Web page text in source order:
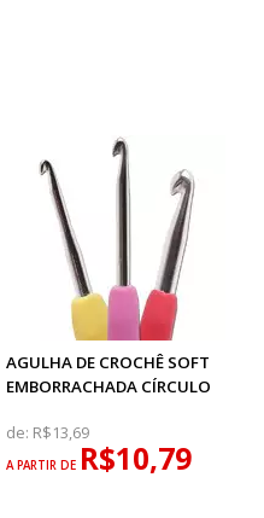
AGULHA DE CROCHÊ SOFT
EMBORRACHADA CÍRCULO
de: R$13,69
A PARTIR DE R$10,79